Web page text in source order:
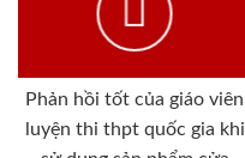
Phản hồi tốt của giáo viên
luyện thi thpt quốc gia khi